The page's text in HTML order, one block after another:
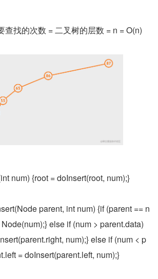
查找的次数 = 二叉树的层数 = n = O(n)
num) {root = doInsert(root, num);}
parent, int num) {if (parent == n
else if (num > parent.data)
num);} else if (num < p
= doInsert(parent.left, num);}